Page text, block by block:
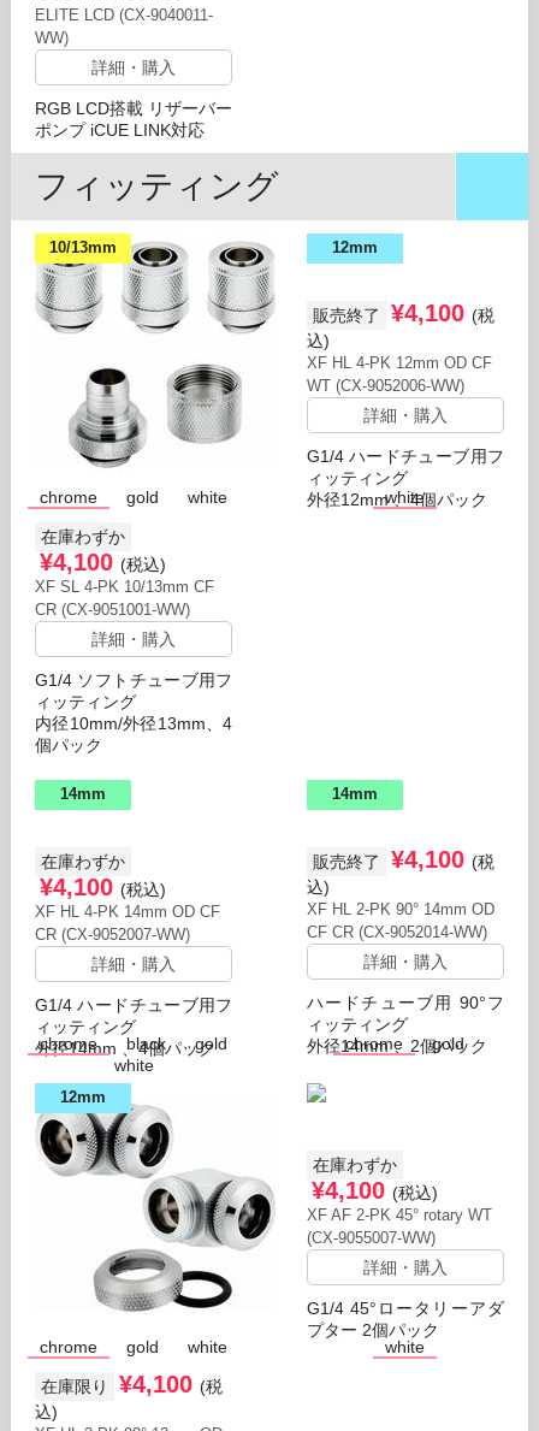
ELITE LCD (CX-9040011-
WW)
詳細・購入
RGB LCD搭載 リザーバー
ポンプ iCUE LINK対応
フィッティング
10/13mm
在庫わずか
¥4,100 (税込)
XF SL 4-PK 10/13mm CF
CR (CX-9051001-WW)
詳細・購入
G1/4 ソフトチューブ用フ
ィッティング
内径10mm/外径13mm、4
個パック
chrome gold white
12mm
販売終了 ¥4,100 (税
込)
XF HL 4-PK 12mm OD CF
WT (CX-9052006-WW)
詳細・購入
G1/4 ハードチューブ用フ
ィッティング
外径12mm 、4個パック
white
14mm
在庫わずか
¥4,100 (税込)
XF HL 4-PK 14mm OD CF
CR (CX-9052007-WW)
詳細・購入
G1/4 ハードチューブ用フ
ィッティング
外径14mm 、4個パック
chrome black
gold
white
14mm
販売終了 ¥4,100 (税
込)
XF HL 2-PK 90° 14mm OD
CF CR (CX-9052014-WW)
詳細・購入
ハードチューブ用 90°フ
ィッティング
外径14mm 、2個パック
chrome gold
12mm
在庫限り ¥4,100 (税
込)
chrome gold white
在庫わずか
¥4,100 (税込)
XF AF 2-PK 45° rotary WT
(CX-9055007-WW)
詳細・購入
G1/4 45°ロータリーアダ
プター 2個パック
white